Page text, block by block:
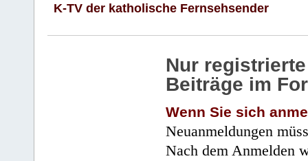
K-TV der katholische Fernsehsender
Nur
Beiträge im
Wenn Sie sich
Neuanmeldungen
Nach dem Anmelden